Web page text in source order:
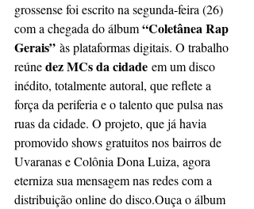
grossense foi escrito na segunda-feira (26)
com a chegada do álbum “Coletânea Rap
Gerais” às plataformas digitais. O trabalho
reúne dez MCs da cidade em um disco
inédito, totalmente autoral, que reflete a
força da periferia e o talento que pulsa nas
ruas da cidade. O projeto, que já havia
promovido shows gratuitos nos bairros de
Uvaranas e Colônia Dona Luiza, agora
eterniza sua mensagem nas redes com a
distribuição online do disco.Ouça o álbum